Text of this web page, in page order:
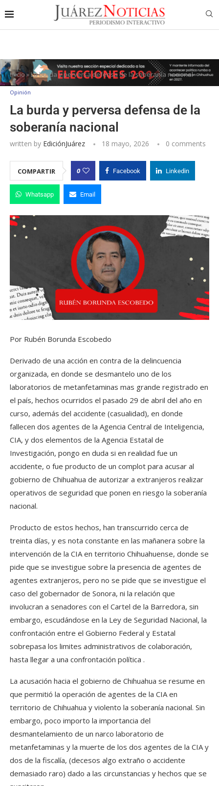
Inicio»La burda y perversa defensa de la soberanía nacional
Opinión
La burda y perversa defensa de la
soberanía nacional
written by EdiciónJuárez 18 mayo, 2026 0 comments
COMPARTIR 0 Facebook Linkedin
Whatsapp Email
Por Rubén Borunda Escobedo
Derivado de una acción en contra de la delincuencia
organizada, en donde se desmantelo uno de los
laboratorios de metanfetaminas mas grande registrado en
el país, hechos ocurridos el pasado 29 de abril del año en
curso, además del accidente (casualidad), en donde
fallecen dos agentes de la Agencia Central de Inteligencia,
CIA, y dos elementos de la Agencia Estatal de
Investigación, pongo en duda si en realidad fue un
accidente, o fue producto de un complot para acusar al
gobierno de Chihuahua de autorizar a extranjeros realizar
operativos de seguridad que ponen en riesgo la soberanía
nacional.
Producto de estos hechos, han transcurrido cerca de
treinta días, y es nota constante en las mañanera sobre la
intervención de la CIA en territorio Chihuahuense, donde se
pide que se investigue sobre la presencia de agentes de
agentes extranjeros, pero no se pide que se investigue el
caso del gobernador de Sonora, ni la relación que
involucran a senadores con el Cartel de la Barredora, sin
embargo, escudándose en la Ley de Seguridad Nacional, la
confrontación entre el Gobierno Federal y Estatal
sobrepasa los limites administrativos de colaboración,
hasta llegar a una confrontación política .
La acusación hacia el gobierno de Chihuahua se resume en
que permitió la operación de agentes de la CIA en
territorio de Chihuahua y violento la soberanía nacional. Sin
embargo, poco importo la importancia del
desmantelamiento de un narco laboratorio de
metanfetaminas y la muerte de los dos agentes de la CIA y
dos de la fiscalía, (decesos algo extraño o accidente
demasiado raro) dado a las circunstancias y hechos que se